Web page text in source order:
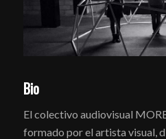
Bio
El colectivo audiovisual
formado por el artista visual,